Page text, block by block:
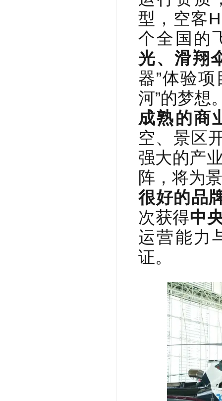
型，空客
个全国的
光、滑翔
器”体验
河”的梦想
成熟的商
空、景区
强大的产
阵，将为
很好的品
次获得中
运营能力
证。